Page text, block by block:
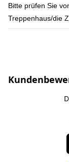
Bitte prüfen Sie
Treppenhaus/die